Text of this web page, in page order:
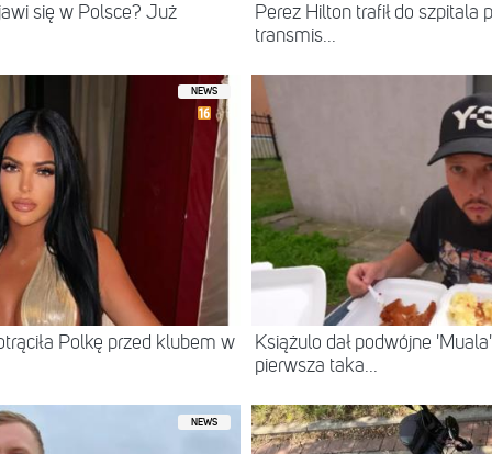
się w Polsce? Już
Perez Hilton trafił do szpitala
transmis...
NEWS
Polkę przed klubem w
Książulo dał podwójne
pierwsza taka...
NEWS